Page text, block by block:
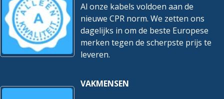
Al onze kabels voldoen aan de
nieuwe CPR norm. We zetten ons
dagelijks in om de beste Europese
merken tegen de scherpste prijs te
leveren.
VAKMENSEN